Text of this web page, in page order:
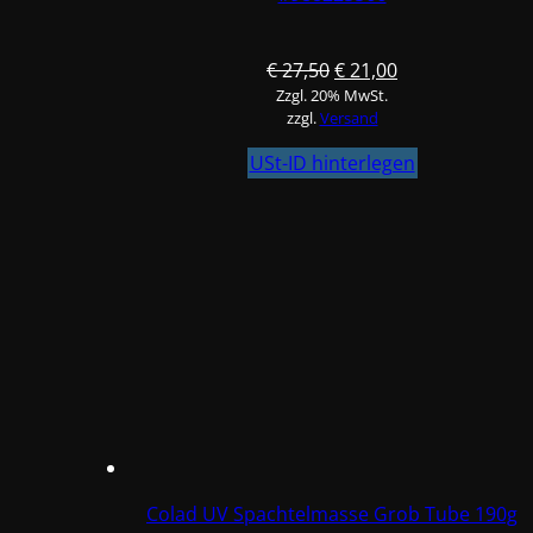
€27,50Ursprünglicher
Preis
war:
€ 27,50
€21,00Aktueller
€ 21,00.
Zzgl. 20% MwSt.
zzgl.Versand
USt-ID hinterlegen
Colad UV Spachtelmasse Grob Tube 190g